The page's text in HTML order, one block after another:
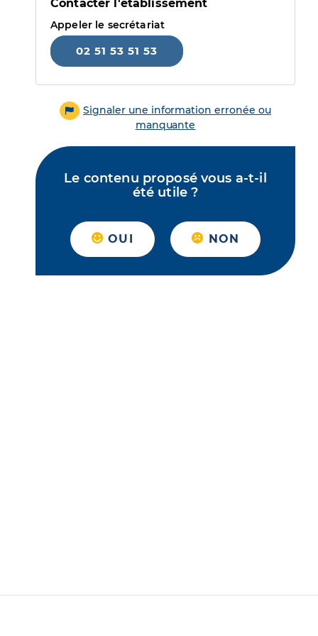
Contacter l'établissement
Appeler le secrétariat
02 51 53 51 53
Signaler une information erronée ou
manquante
Le contenu proposé vous a-t-il
été utile ?
OUI NON